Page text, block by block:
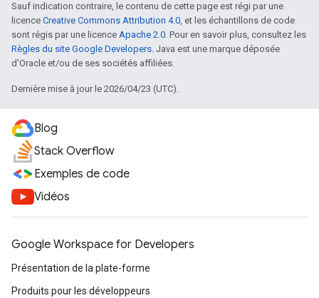
Sauf indication contraire, le contenu de cette page est régi par une
licence Creative Commons Attribution 4.0, et les échantillons de code
sont régis par une licence Apache 2.0. Pour en savoir plus, consultez les
Règles du site Google Developers. Java est une marque déposée
d'Oracle et/ou de ses sociétés affiliées.
Dernière mise à jour le 2026/04/23 (UTC).
Blog
Stack Overflow
Exemples de code
Vidéos
Google Workspace for Developers
Présentation de la plate-forme
Produits pour les développeurs